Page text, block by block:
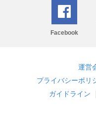
Facebook
運営
プライバシーポリ
ガイドライン